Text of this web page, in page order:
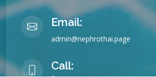
Email:
admin@nephrothai.page
Call: